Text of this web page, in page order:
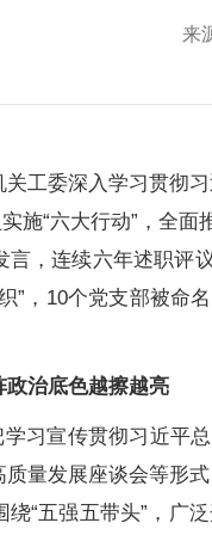
来
工委深入学习贯彻
施“六大行动”，全
，连续六年述职评
”，10个党支部被命
治底色越擦越亮
习宣传贯彻习近平
量发展座谈会等形
“五强五带头”，广